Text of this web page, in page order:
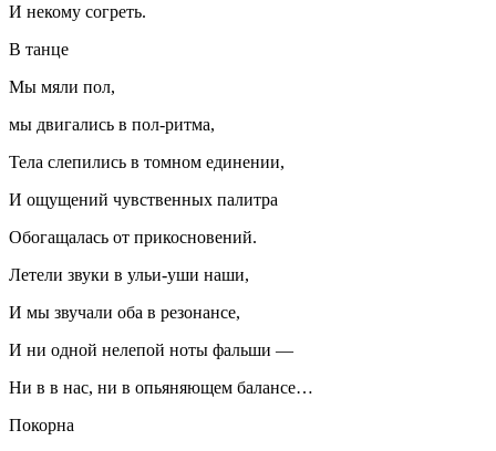
И некому согреть.
В танце
Мы мяли пол,
мы двигались в пол-ритма,
Тела слепились в томном единении,
И ощущений чувственных палитра
Обогащалась от прикосновений.
Летели звуки в ульи-уши наши,
И мы звучали оба в резонансе,
И ни одной нелепой ноты фальши —
Ни в в нас, ни в опьяняющем балансе…
Покорна